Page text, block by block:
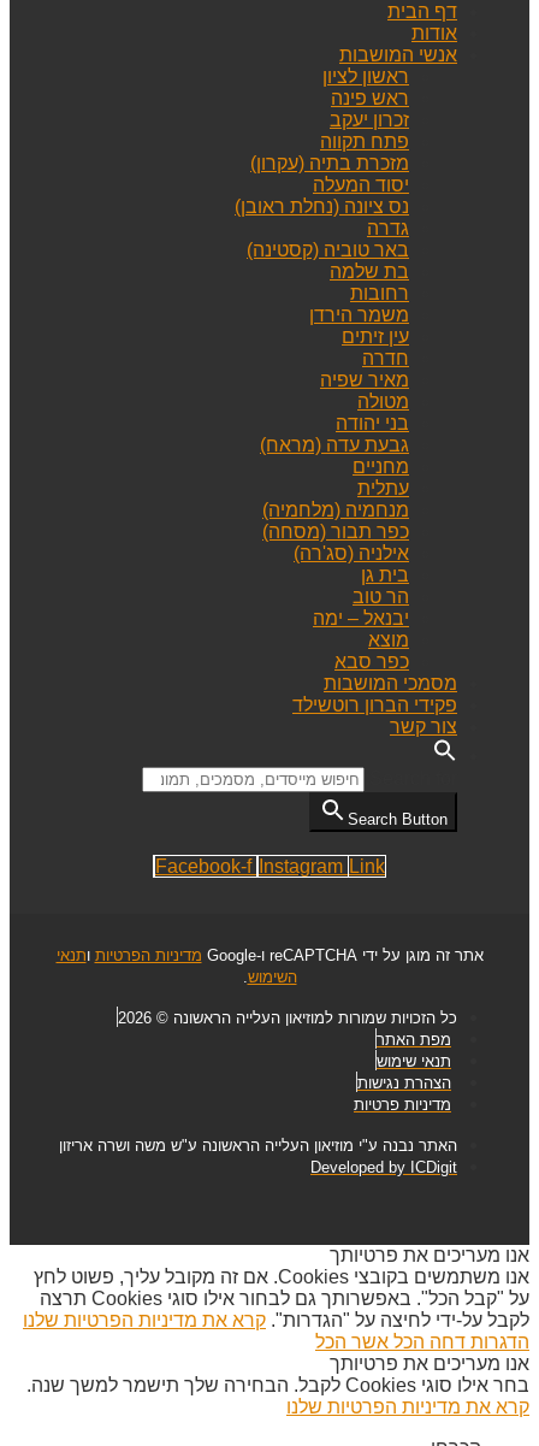
דף הבית
אודות
אנשי המושבות
ראשון לציון
ראש פינה
זכרון יעקב
פתח תקווה
מזכרת בתיה (עקרון)
יסוד המעלה
נס ציונה (נחלת ראובן)
גדרה
באר טוביה (קסטינה)
בת שלמה
רחובות
משמר הירדן
עין זיתים
חדרה
מאיר שפיה
מטולה
בני יהודה
גבעת עדה (מראח)
מחניים
עתלית
מנחמיה (מלחמיה)
כפר תבור (מסחה)
אילניה (סג'רה)
בית גן
הר טוב
יבנאל – ימה
מוצא
כפר סבא
מסמכי המושבות
פקידי הברון רוטשילד
צור קשר
Search Button
Facebook-f Instagram Link
אתר זה מוגן על ידי reCAPTCHA ו-Google מדיניות הפרטיות ותנאי
השימוש.
כל הזכויות שמורות למוזיאון העלייה הראשונה © 2026
מפת האתר
תנאי שימוש
הצהרת נגישות
מדיניות פרטיות
האתר נבנה ע"י מוזיאון העלייה הראשונה ע"ש משה ושרה אריזון
Developed by ICDigit
אנו מעריכים את פרטיותך
אנו משתמשים בקובצי Cookies. אם זה מקובל עליך, פשוט לחץ
על "קבל הכל". באפשרותך גם לבחור אילו סוגי Cookies תרצה
לקבל על-ידי לחיצה על "הגדרות". קרא את מדיניות הפרטיות שלנו
הדגרות דחה הכל אשר הכל
אנו מעריכים את פרטיותך
בחר אילו סוגי Cookies לקבל. הבחירה שלך תישמר למשך שנה.
קרא את מדיניות הפרטיות שלנו